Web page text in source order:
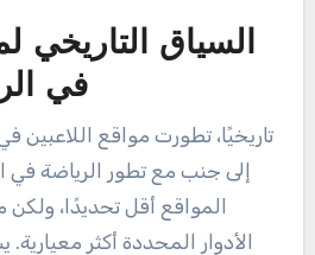
السياق التاريخي
في
تاريخيًا، تطورت مواقع اللاعبين
إلى جنب مع تطور الرياضة في
المواقع أقل تحديدًا،
الأدوار المحددة أكثر